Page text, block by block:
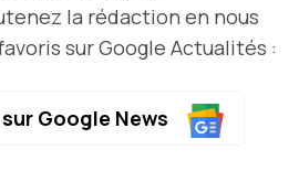
la rédaction en nous
sur Google Actualités :
Google News